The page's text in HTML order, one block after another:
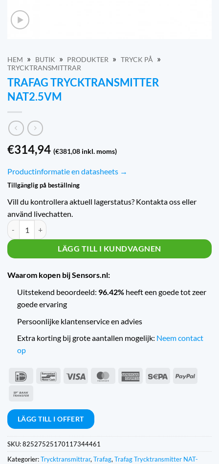
HEM » BUTIK » PRODUKTER » TRYCK PÅ »
TRYCKTRANSMITTRAR
TRAFAG TRYCKTRANSMITTER
NAT2.5VM
€314,94 (€381,08 inkl. moms)
Productinformatie en datasheets →
Tillgänglig på beställning
Vill du kontrollera aktuell lagerstatus? Kontakta oss eller
använd livechatten.
Trafag Druktransmitter NAT2.5VM kvantitet
LÄGG TILL I KUNDVAGNEN
Waarom kopen bij Sensors.nl:
Uitstekend beoordeeld: 96.42% heeft een goede tot zeer
goede ervaring
Persoonlijke klantenservice en advies
Extra korting bij grote aantallen mogelijk: Neem contact
op
IDeal BancontactVisum MasterCardAmerican Sepa
PayPal
LÄGG TILL I OFFERT
SKU:82527525170117344461
Kategorier:Trycktransmittrar, Trafag, Trafag Trycktransmitter NAT-